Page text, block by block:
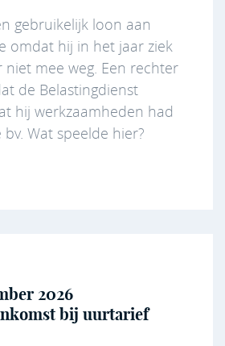
gebruikelijk loon aan
omdat hij in het jaar ziek
niet mee weg. Een rechter
de Belastingdienst
hij werkzaamheden had
Wat speelde hier?
2026
bij uurtarief